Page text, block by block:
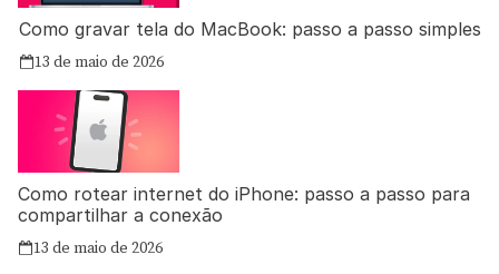
Como gravar tela do MacBook: passo a passo simples
13 de maio de 2026
Como rotear internet do iPhone: passo a passo para
compartilhar a conexão
13 de maio de 2026